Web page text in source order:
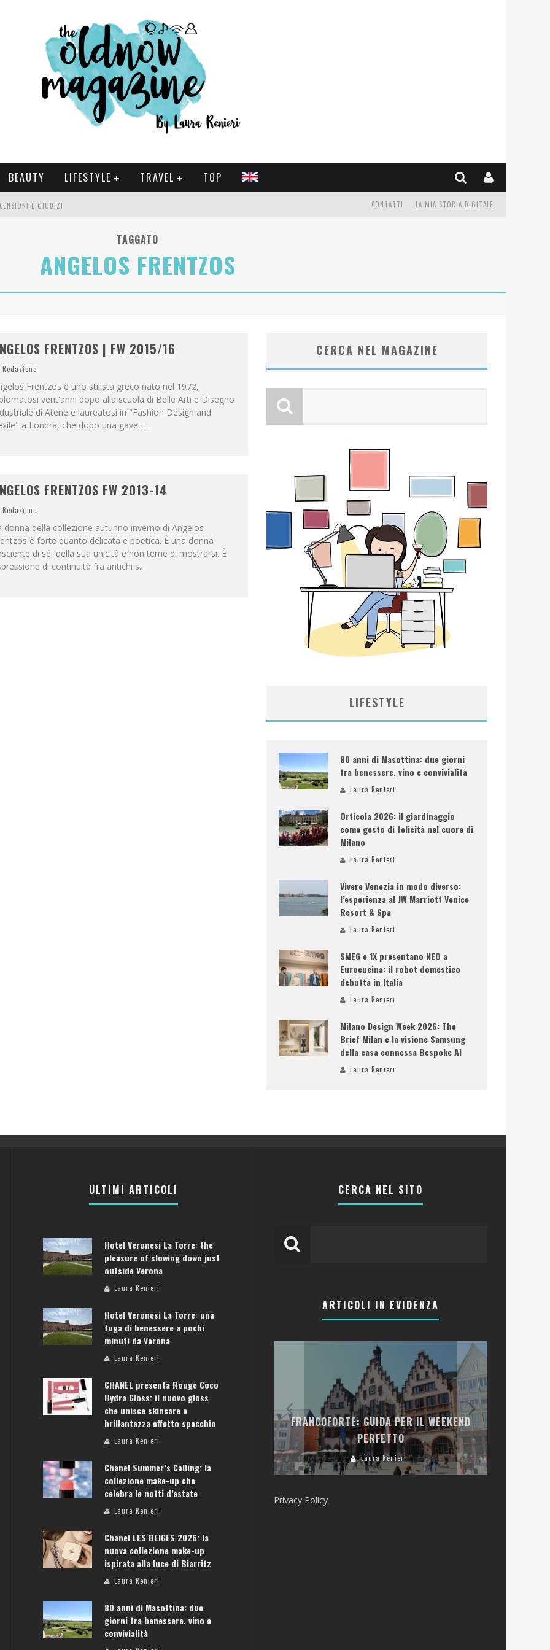
BEAUTY LIFESTYLE TRAVEL TOP
E GIUDIZI LA MIA STORIA DIGITALE
CONTATTI
TAGGATO
ANGELOS FRENTZOS
FRENTZOS | FW 2015/16
Redazione
Frentzos è uno stilista greco nato nel 1972,
vent'anni dopo alla scuola di Belle Arti e Disegno
di Atene e laureatosi in "Fashion Design and
a Londra, che dopo una gavett...
FRENTZOS FW 2013-14
Redazione
donna della collezione autunno inverno di Angelos
è forte quanto delicata e poetica. È una donna
di sé, della sua unicità e non teme di mostrarsi. È
di continuità fra antichi s...
CERCA NEL MAGAZINE
LIFESTYLE
80 anni di Masottina: due giorni
tra benessere, vino e convivialità
Laura Renieri
Orticola 2026: il giardinaggio
come gesto di felicità nel cuore di
Milano
Laura Renieri
Vivere Venezia in modo diverso:
l’esperienza al JW Marriott Venice
Resort & Spa
Laura Renieri
SMEG e 1X presentano NEO a
Eurocucina: il robot domestico
debutta in Italia
Laura Renieri
Milano Design Week 2026: The
Brief Milan e la visione Samsung
della casa connessa Bespoke AI
Laura Renieri
ULTIMI ARTICOLI
Hotel Veronesi La Torre: the
pleasure of slowing down just
outside Verona
Laura Renieri
Hotel Veronesi La Torre: una
fuga di benessere a pochi
minuti da Verona
Laura Renieri
CHANEL presenta Rouge Coco
Hydra Gloss: il nuovo gloss
che unisce skincare e
brillantezza effetto specchio
Laura Renieri
Chanel Summer’s Calling: la
collezione make-up che
celebra le notti d’estate
Laura Renieri
Chanel LES BEIGES 2026: la
nuova collezione make-up
ispirata alla luce di Biarritz
Laura Renieri
80 anni di Masottina: due
giorni tra benessere, vino e
convivialità
CERCA NEL SITO
ARTICOLI IN EVIDENZA
ATENE: GUIDA PER IL WEEKEND PERFETTO
FRANCOFORTE: GUIDA PER IL WEEKEND
PERFETTO
Laura Renieri
Privacy Policy